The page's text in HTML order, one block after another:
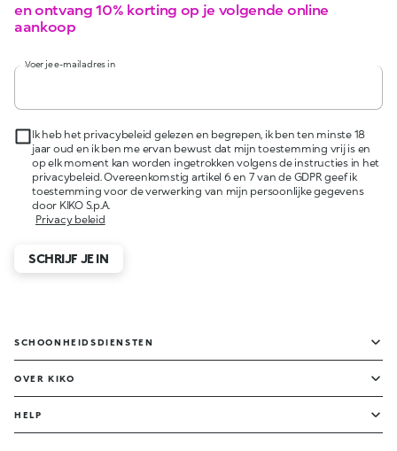
en ontvang 10% korting op je volgende online
aankoop
Voer je e-mailadres in
Ik heb het privacybeleid gelezen en begrepen, ik ben ten minste 18
jaar oud en ik ben me ervan bewust dat mijn toestemming vrij is en
op elk moment kan worden ingetrokken volgens de instructies in het
privacybeleid. Overeenkomstig artikel 6 en 7 van de GDPR geef ik
toestemming voor de verwerking van mijn persoonlijke gegevens
door KIKO S.p.A.
Privacy beleid
SCHRIJF JE IN
SCHOONHEIDSDIENSTEN
OVER KIKO
HELP